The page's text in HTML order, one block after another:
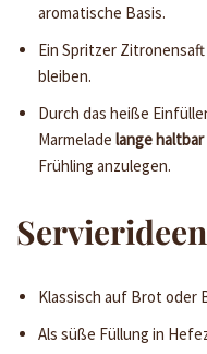
aromatische Basis.
Ein Spritzer
bleiben.
Durch das heiße
Marmelade lange
Frühling anzulegen.
Klassisch auf Brot oder
Als süße Füllung in